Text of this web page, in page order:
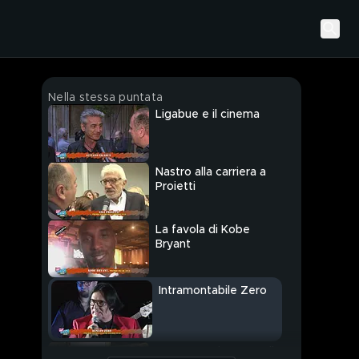
Nella stessa puntata
Ligabue e il cinema
Nastro alla carriera a
Proietti
La favola di Kobe
Bryant
Intramontabile Zero